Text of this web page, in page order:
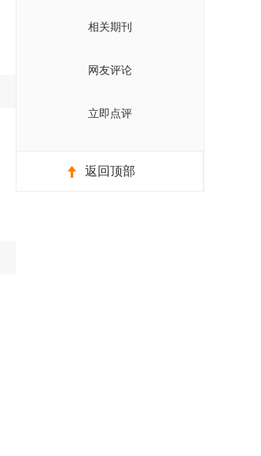
相关期刊
网友评论
立即点评
返回顶部